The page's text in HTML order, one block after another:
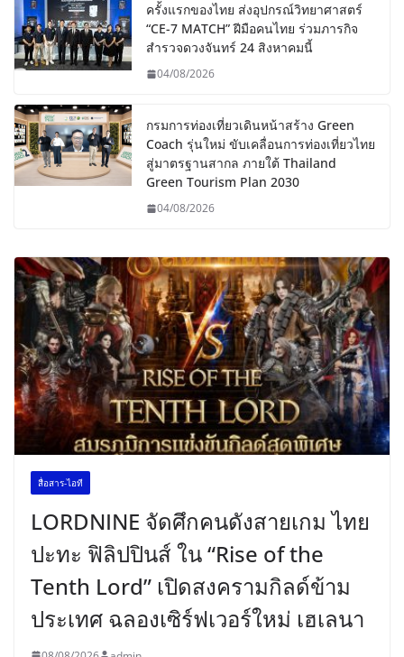
ครั้งแรกของไทย ส่งอุปกรณ์วิทยาศาสตร์
“CE-7 MATCH” ฝีมือคนไทย ร่วมภารกิจ
สำรวจดวงจันทร์ 24 สิงหาคมนี้
04/08/2026
กรมการท่องเที่ยวเดินหน้าสร้าง Green
Coach รุ่นใหม่ ขับเคลื่อนการท่องเที่ยวไทย
สู่มาตรฐานสากล ภายใต้ Thailand
Green Tourism Plan 2030
04/08/2026
สื่อสาร-ไอที
LORDNINE จัดศึกคนดังสายเกม ไทย
ปะทะ ฟิลิปปินส์ ใน “Rise of the
Tenth Lord” เปิดสงครามกิลด์ข้าม
ประเทศ ฉลองเซิร์ฟเวอร์ใหม่ เฮเลนา